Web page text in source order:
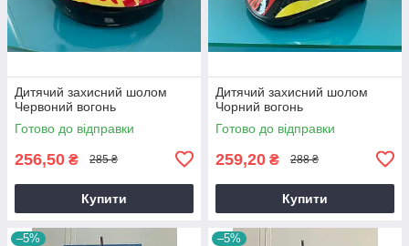
Дитячий захисний шолом
Червоний вогонь
Готово до відправки
256,50 ₴ 285 ₴
Купити
Дитячий захисний шолом
Чорний вогонь
Готово до відправки
259,20 ₴ 288 ₴
Купити
–5% –5%